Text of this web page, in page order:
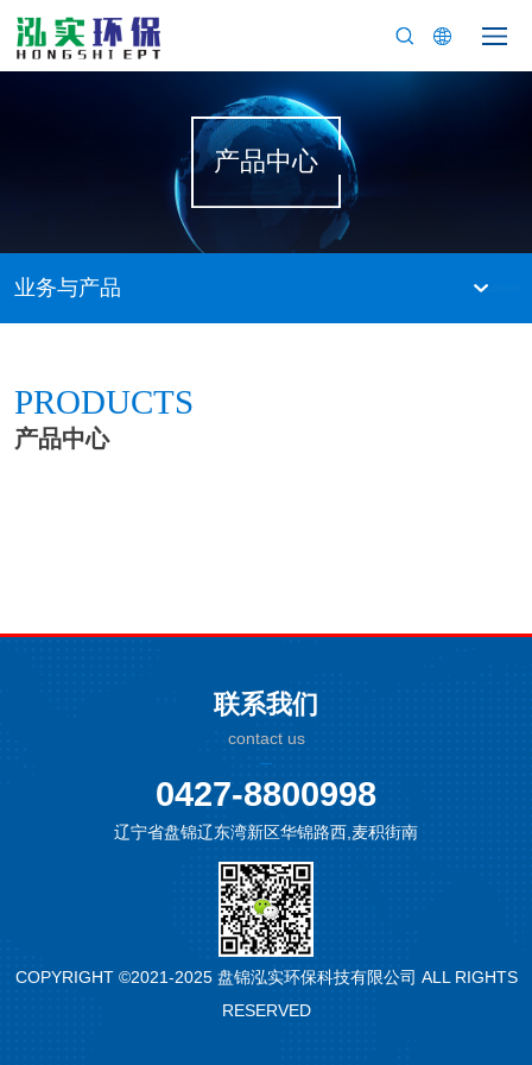
产品中心
业务与产品
PRODUCTS
产品中心
联系我们
contact us
0427-8800998
辽宁省盘锦辽东湾新区华锦路西,麦积街南
COPYRIGHT ©2021-2025 盘锦泓实环保科技有限公司 ALL RIGHTS
RESERVED